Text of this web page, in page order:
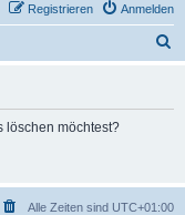
Anmelden
Registrieren
löschen möchtest?
Alle Zeiten sind UTC+01:00